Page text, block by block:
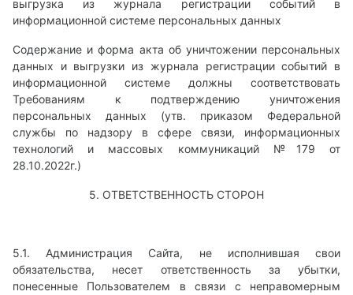
выгрузка из журнала регистрации событий в
информационной системе персональных данных
Содержание и форма акта об уничтожении персональных
данных и выгрузки из журнала регистрации событий в
информационной системе должны соответствовать
Требованиям к подтверждению уничтожения
персональных данных (утв. приказом Федеральной
службы по надзору в сфере связи, информационных
технологий и массовых коммуникаций №179 от
28.10.2022г.)
5. ОТВЕТСТВЕННОСТЬ СТОРОН
5.1. Администрация Сайта, не исполнившая свои
обязательства, несет ответственность за убытки,
понесенные Пользователем в связи с неправомерным